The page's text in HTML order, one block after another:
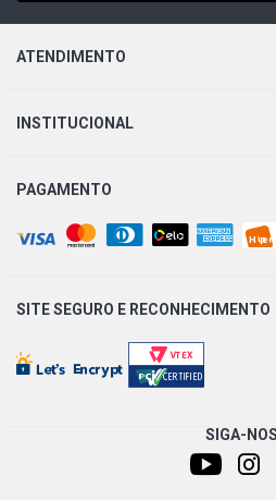
ATENDIMENTO
INSTITUCIONAL
PAGAMENTO
SITE SEGURO E RECONHECIMENTO
SIGA-